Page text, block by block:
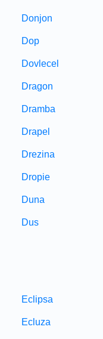
Donjon
Dop
Dovlecel
Dragon
Dramba
Drapel
Drezina
Dropie
Duna
Dus
Eclipsa
Ecluza